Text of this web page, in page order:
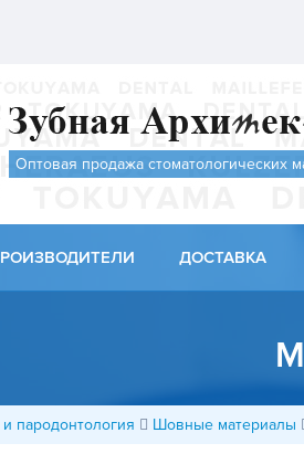
Оптовая продажа стоматологических
ДОСТАВКА
пародонтология Шовные материалы